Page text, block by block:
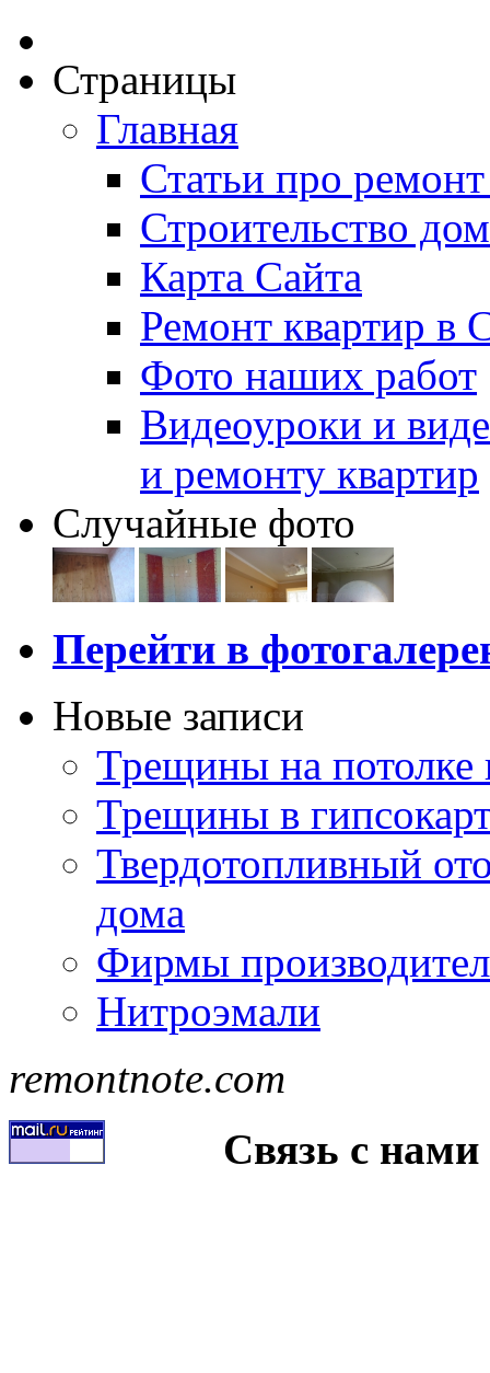
Страницы
Главная
Статьи про
Строительство
Карта Сайта
Ремонт квартир в
Фото наших работ
Видеоуроки и
и ремонту квартир
Случайные фото
Перейти в
Новые записи
Трещины на потолке
Трещины в
Твердотопливный
дома
Фирмы
Нитроэмали
remontnote.com
Связь с